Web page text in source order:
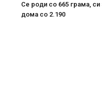
Се роди со 665 грама, си
дома со 2.190